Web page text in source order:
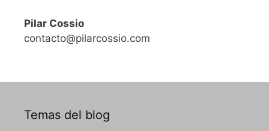
Pilar Cossio
contacto@pilarcossio.com
Temas del blog